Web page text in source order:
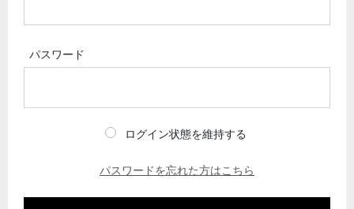
パスワード
ログイン状態を維持する
パスワードを忘れた方はこちら